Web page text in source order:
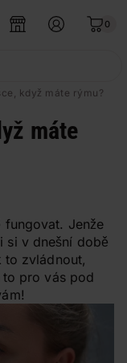
0
když máte rýmu?
máte
fungovat. Jenže
si v dnešní době
to zvládnout,
pro vás pod